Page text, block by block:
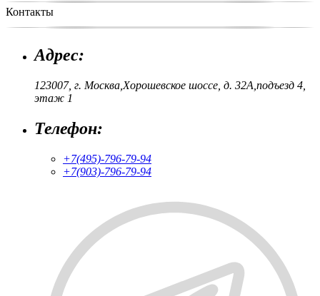
Контакты
Адрес:
123007, г. Москва, Хорошевское шоссе, д. 32А, подъезд 4,
этаж 1
Телефон:
+7(495)-796-79-94
+7(903)-796-79-94